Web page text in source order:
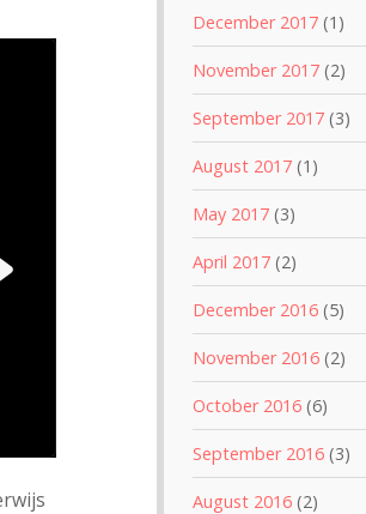
December 2017(1)
November 2017(2)
September 2017(3)
August 2017(1)
May 2017(3)
April 2017(2)
December 2016(5)
November 2016(2)
October 2016(6)
September 2016(3)
August 2016(2)